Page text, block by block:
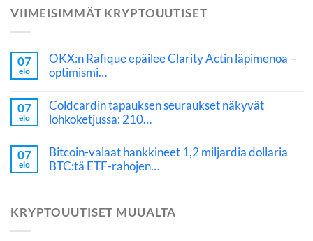
VIIMEISIMMÄT KRYPTOUUTISET
07
elo
OKX:n Rafique epäilee Clarity Actin läpimenoa –
optimismi…
07
elo
Coldcardin tapauksen seuraukset näkyvät
lohkoketjussa: 210…
07
elo
Bitcoin-valaat hankkineet 1,2 miljardia dollaria
BTC:tä ETF-rahojen…
KRYPTOUUTISET MUUALTA